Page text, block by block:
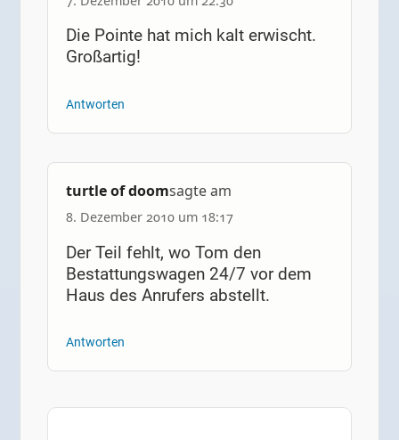
Die Pointe hat mich kalt erwischt.
Großartig!
Antworten
turtle of doomsagte am
8. Dezember 2010 um 18:17
Der Teil fehlt, wo Tom den
Bestattungswagen 24/7 vor dem
Haus des Anrufers abstellt.
Antworten